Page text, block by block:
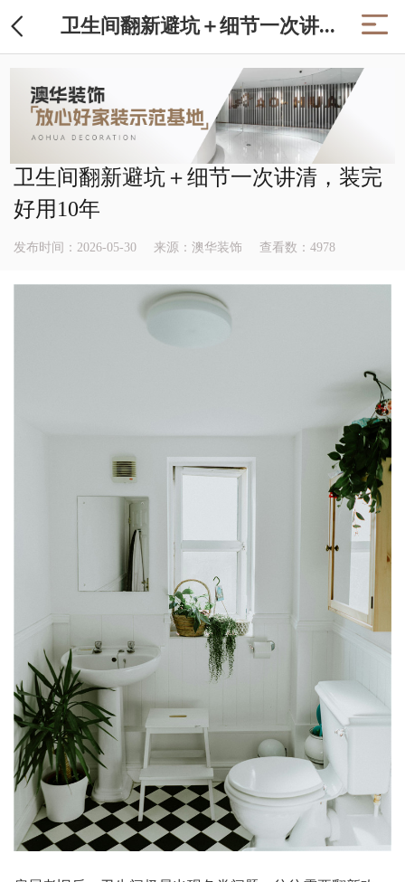
卫生间翻新避坑＋细节一次讲...
卫生间翻新避坑＋细节一次讲清，装完
好用10年
发布时间：2026-05-30 来源：澳华装饰 查看数： 4978